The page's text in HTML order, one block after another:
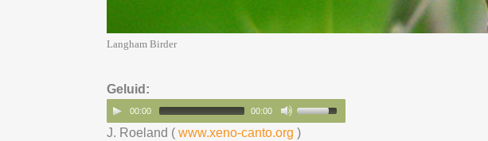
Langham Birder
Geluid:
00:00 00:00
J. Roeland (www.xeno-canto.org )